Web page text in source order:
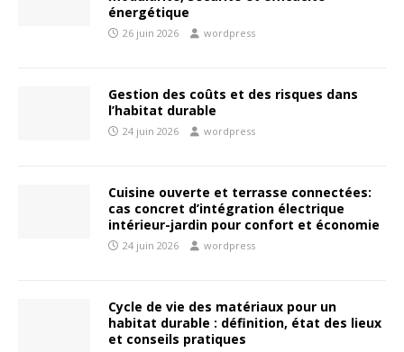
énergétique
26 juin 2026 wordpress
Gestion des coûts et des risques dans
l’habitat durable
24 juin 2026 wordpress
Cuisine ouverte et terrasse connectées:
cas concret d’intégration électrique
intérieur-jardin pour confort et économie
24 juin 2026 wordpress
Cycle de vie des matériaux pour un
habitat durable : définition, état des lieux
et conseils pratiques